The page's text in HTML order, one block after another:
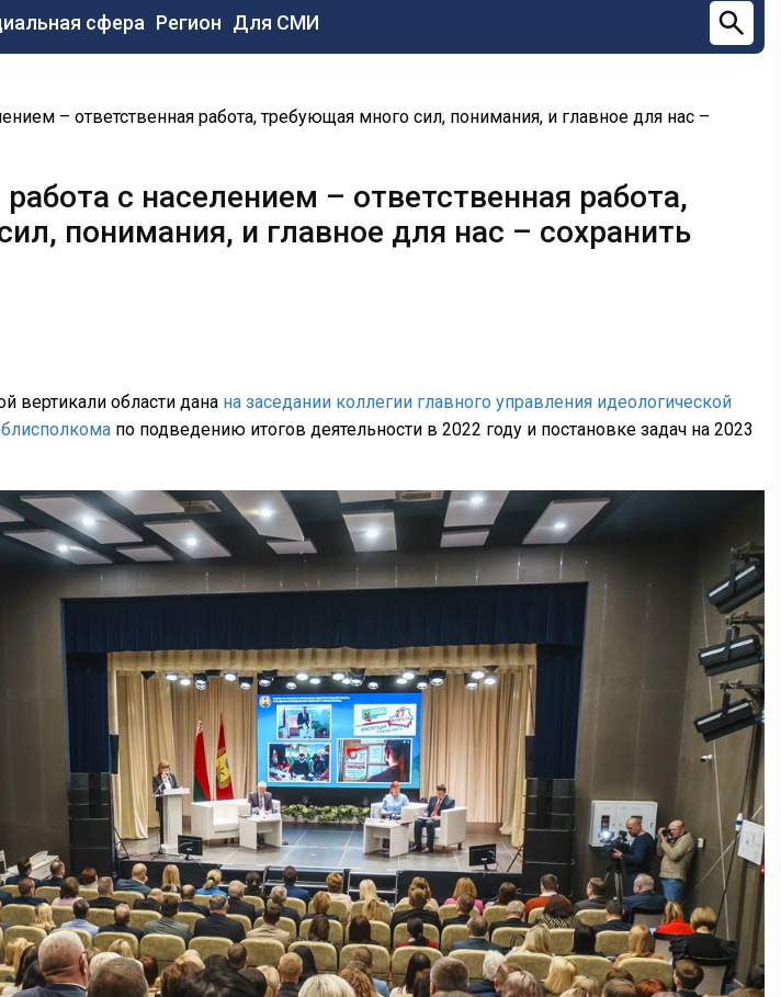
сфера Регион Для СМИ
– ответственная работа, требующая много сил, понимания, и главное для нас –
с населением – ответственная работа,
понимания, и главное для нас – сохранить
вертикали области дана на заседании коллегии главного управления идеологической
по подведению итогов деятельности в 2022 году и постановке задач на 2023